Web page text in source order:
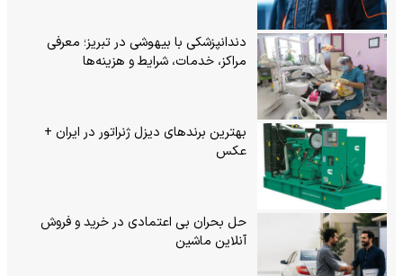
دندانپزشکی با بیهوشی در تبریز؛ معرفی
مراکز، خدمات، شرایط و هزینه‌ها
بهترین برندهای دیزل ژنراتور در ایران +
عکس
حل بحران بی‌ اعتمادی در خرید و فروش
آنلاین ماشین